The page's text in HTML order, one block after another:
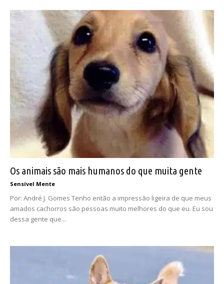
Os animais são mais humanos do que muita gente
Sensível Mente
Por: André J. Gomes Tenho então a impressão ligeira de que meus
amados cachorros são pessoas muito melhores do que eu. Eu sou
dessa gente que...